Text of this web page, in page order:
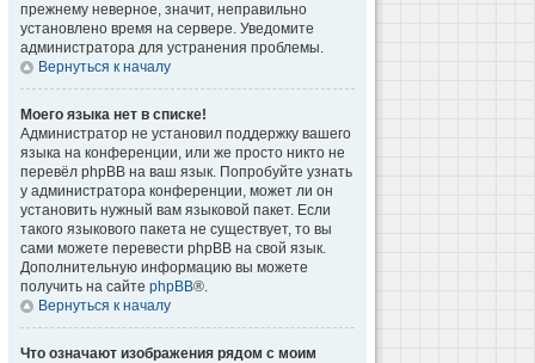
прежнему неверное, значит, неправильно
установлено время на сервере. Уведомите
администратора для устранения проблемы.
Вернуться к началу
Моего языка нет в списке!
Администратор не установил поддержку вашего
языка на конференции, или же просто никто не
перевёл phpBB на ваш язык. Попробуйте узнать
у администратора конференции, может ли он
установить нужный вам языковой пакет. Если
такого языкового пакета не существует, то вы
сами можете перевести phpBB на свой язык.
Дополнительную информацию вы можете
получить на сайте phpBB®.
Вернуться к началу
Что означают изображения рядом с моим